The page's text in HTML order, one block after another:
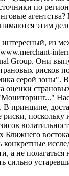
по
этим
из
Group. Они
рисков
серой зоны".
оценки
В принципе,
риски, поскольку
Ближнего
конкретные
а не
сильно